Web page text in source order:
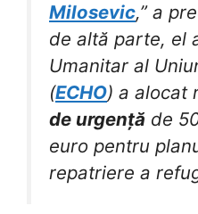
Milosevic,” a
de altă parte, el
Umanitar al
(ECHO) a alocat
de urgență de
euro pentru
repatriere a